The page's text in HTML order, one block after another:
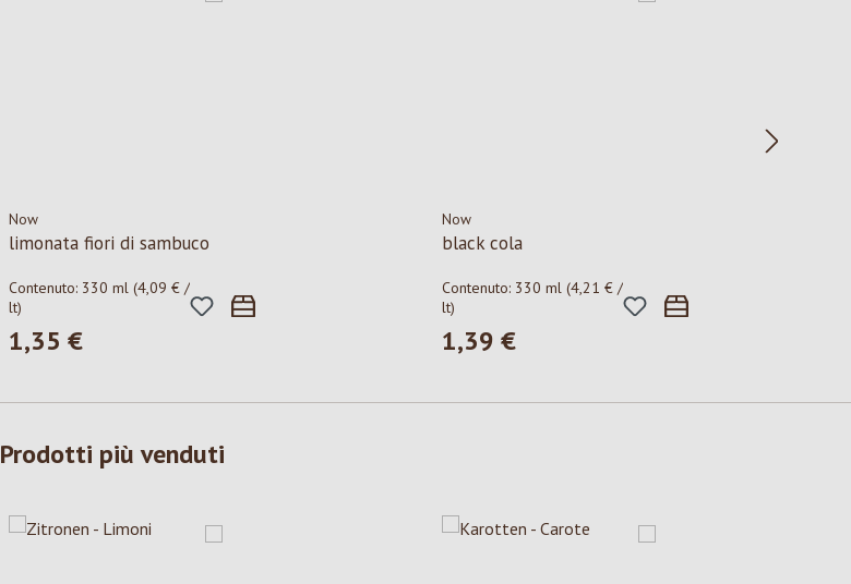
Now
limonata fiori di sambuco
Contenuto: 330 ml (4,09 € /
lt)
Prezzo normale:
1,35 €
Now
black cola
Contenuto: 330 ml (4,21 € /
lt)
Prezzo normale:
1,39 €
Prodotti più venduti